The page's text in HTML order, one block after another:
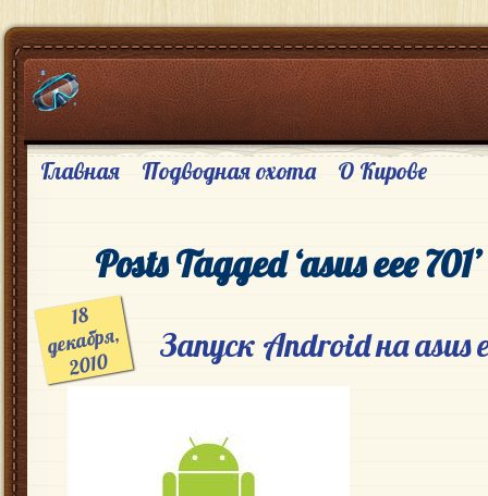
Главная Подводная охота О Кирове
Posts Tagged ‘asus eee 701’
18
декабря,
2010
Запуск Android на asus